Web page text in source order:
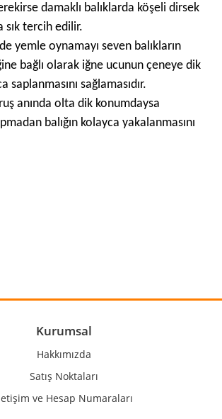
damaklı balıklarda köşeli dirsek
sık tercih edilir.
yemle oynamayı seven balıkların
bağlı olarak iğne ucunun çeneye dik
saplanmasını sağlamasıdır.
anında olta dik konumdaysa
balığın kolayca yakalanmasını
eksik bilgiler bulunuyor.
hatalar bulunuyor.
Kurumsal
Hakkımızda
Satış Noktaları
ve Hesap Numaraları